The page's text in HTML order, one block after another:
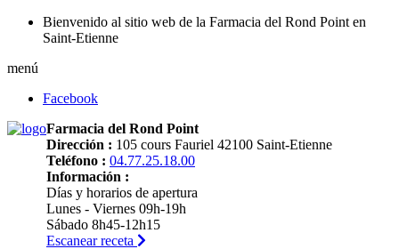
Bienvenido al sitio web de la Farmacia del Rond Point en
Saint-Etienne
menú
Facebook
Farmacia del Rond Point
Dirección : 105 cours Fauriel 42100 Saint-Etienne
Teléfono : 04.77.25.18.00
Información :
Días y horarios de apertura
Lunes - Viernes 09h-19h
Sábado 8h45-12h15
Escanear receta